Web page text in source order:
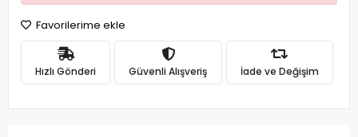
Favorilerime ekle
Hızlı Gönderi Güvenli Alışveriş İade ve Değişim